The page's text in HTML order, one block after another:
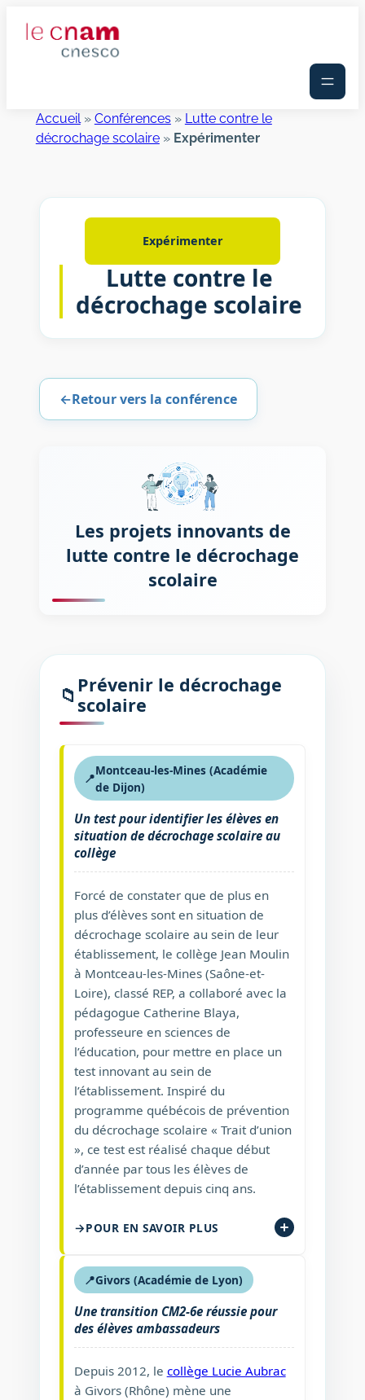
Accueil» Conférences» Lutte contre le
décrochage scolaire» Expérimenter
Expérimenter
Lutte contre le
décrochage scolaire
←Retour vers la conférence
Les projets innovants de
lutte contre le décrochage
scolaire
📁 Prévenir le décrochage
scolaire
📍
Montceau-les-Mines (Académie
de Dijon)
Un test pour identifier les élèves en
situation de décrochage scolaire au
collège
Forcé de constater que de plus en
plus d’élèves sont en situation de
décrochage scolaire au sein de leur
établissement, le collège Jean Moulin
à Montceau-les-Mines (Saône-et-
Loire), classé REP, a collaboré avec la
pédagogue Catherine Blaya,
professeure en sciences de
l’éducation, pour mettre en place un
test innovant au sein de
l’établissement. Inspiré du
programme québécois de prévention
du décrochage scolaire « Trait d’union
», ce test est réalisé chaque début
d’année par tous les élèves de
l’établissement depuis cinq ans.
POUR EN SAVOIR PLUS
📍Givors (Académie de Lyon)
Une transition CM2-6e réussie pour
des élèves ambassadeurs
Depuis 2012, le collège Lucie Aubrac
à Givors (Rhône) mène une